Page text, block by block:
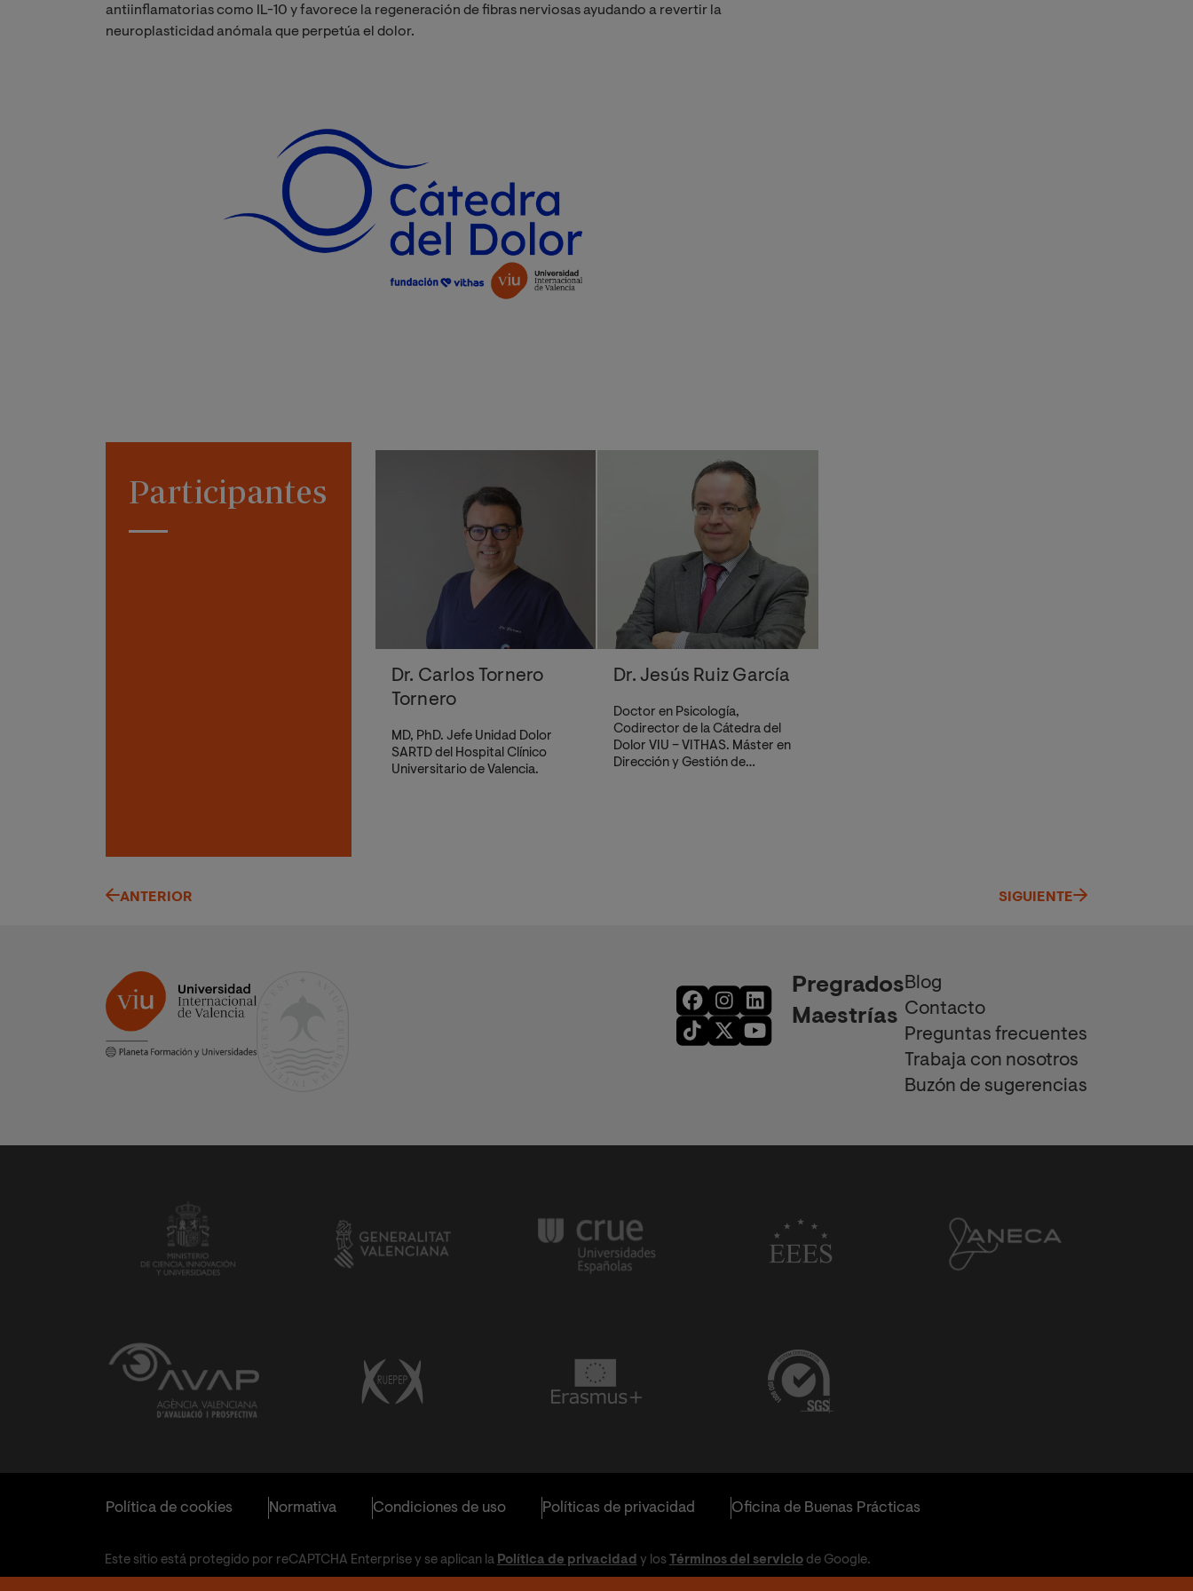
antiinflamatorias como IL-10 y favorece la regeneración de fibras nerviosas ayudando a revertir la
neuroplasticidad anómala que perpetúa el dolor.
Participantes
Dr. Carlos Tornero
Tornero
MD, PhD. Jefe Unidad Dolor
SARTD del Hospital Clínico
Universitario de Valencia.
Dr. Jesús Ruiz García
Doctor en Psicología,
Codirector de la Cátedra del
Dolor VIU – VITHAS. Máster en
Dirección y Gestión de
ANTERIOR SIGUIENTE
Pregrados
Maestrías
Blog
Contacto
Preguntas frecuentes
Trabaja con nosotros
Buzón de sugerencias
Política de cookies Normativa Condiciones de uso Políticas de privacidad Oficina de Buenas Prácticas
Este sitio está protegido por reCAPTCHA Enterprise y se aplican la Política de privacidad y los Términos del serviciode Google.